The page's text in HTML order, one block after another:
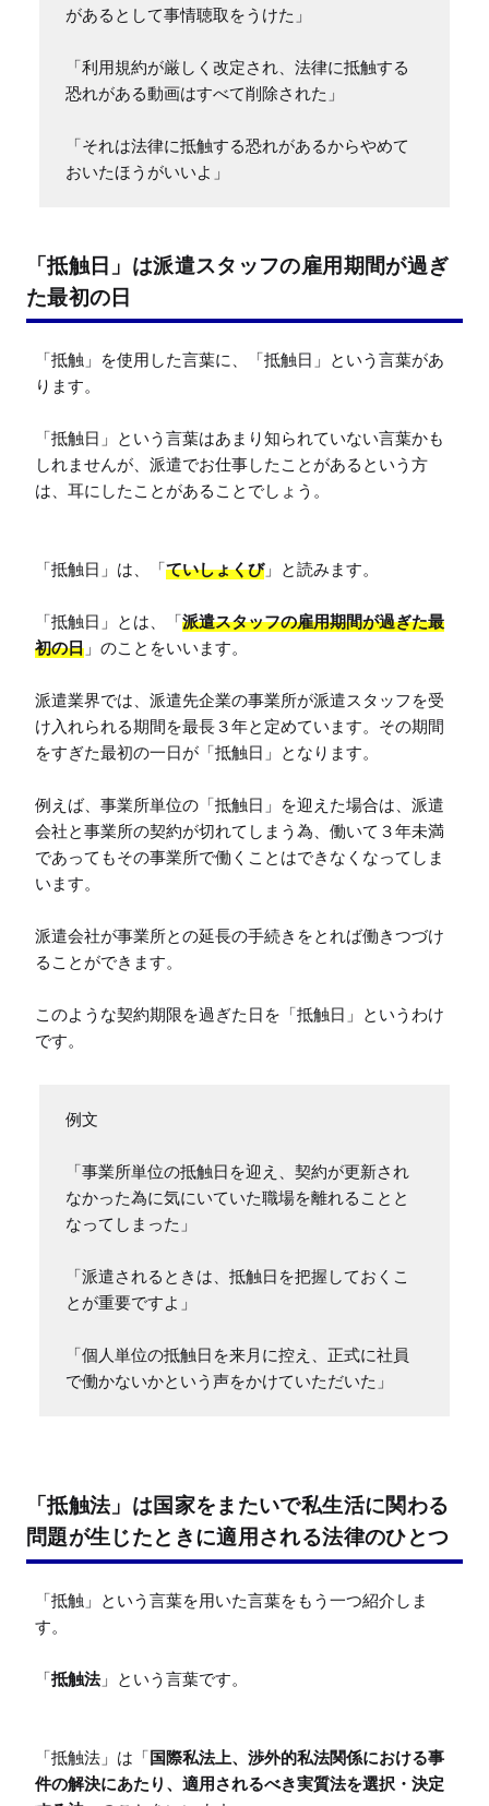
があるとして事情聴取をうけた」
「利用規約が厳しく改定され、法律に抵触する
恐れがある動画はすべて削除された」
「それは法律に抵触する恐れがあるからやめて
おいたほうがいいよ」
「抵触日」は派遣スタッフの雇用期間が過ぎ
た最初の日
「抵触」を使用した言葉に、「抵触日」という言葉があ
ります。
「抵触日」という言葉はあまり知られていない言葉かも
しれませんが、派遣でお仕事したことがあるという方
は、耳にしたことがあることでしょう。
「抵触日」は、「ていしょくび」と読みます。
「抵触日」とは、「派遣スタッフの雇用期間が過ぎた最
初の日 」のことをいいます。
派遣業界では、派遣先企業の事業所が派遣スタッフを受
け入れられる期間を最長３年と定めています。その期間
をすぎた最初の一日が「抵触日」となります。
例えば、事業所単位の「抵触日」を迎えた場合は、派遣
会社と事業所の契約が切れてしまう為、働いて３年未満
であってもその事業所で働くことはできなくなってしま
います。
派遣会社が事業所との延長の手続きをとれば働きつづけ
ることができます。
このような契約期限を過ぎた日を「抵触日」というわけ
です。
例文
「事業所単位の抵触日を迎え、契約が更新され
なかった為に気にいていた職場を離れることと
なってしまった」
「派遣されるときは、抵触日を把握しておくこ
とが重要ですよ」
「個人単位の抵触日を来月に控え、正式に社員
で働かないかという声をかけていただいた」
「抵触法」は国家をまたいで私生活に関わる
問題が生じたときに適用される法律のひとつ
「抵触」という言葉を用いた言葉をもう一つ紹介しま
す。
「抵触法」という言葉です。
「抵触法」は「国際私法上、渉外的私法関係における事
件の解決にあたり、適用されるべき実質法を選択・決定